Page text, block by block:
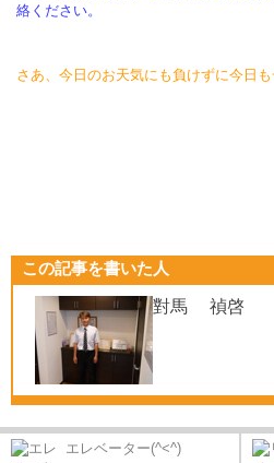
絡ください。
さあ、今日のお天気にも負けずに今日
この記事を書いた人
對馬 禎啓
エレベーター(^<^)